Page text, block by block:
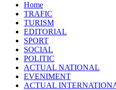
Home
TRAFIC
TURISM
EDITORIAL
SPORT
SOCIAL
POLITIC
ACTUAL NATIONAL
EVENIMENT
ACTUAL